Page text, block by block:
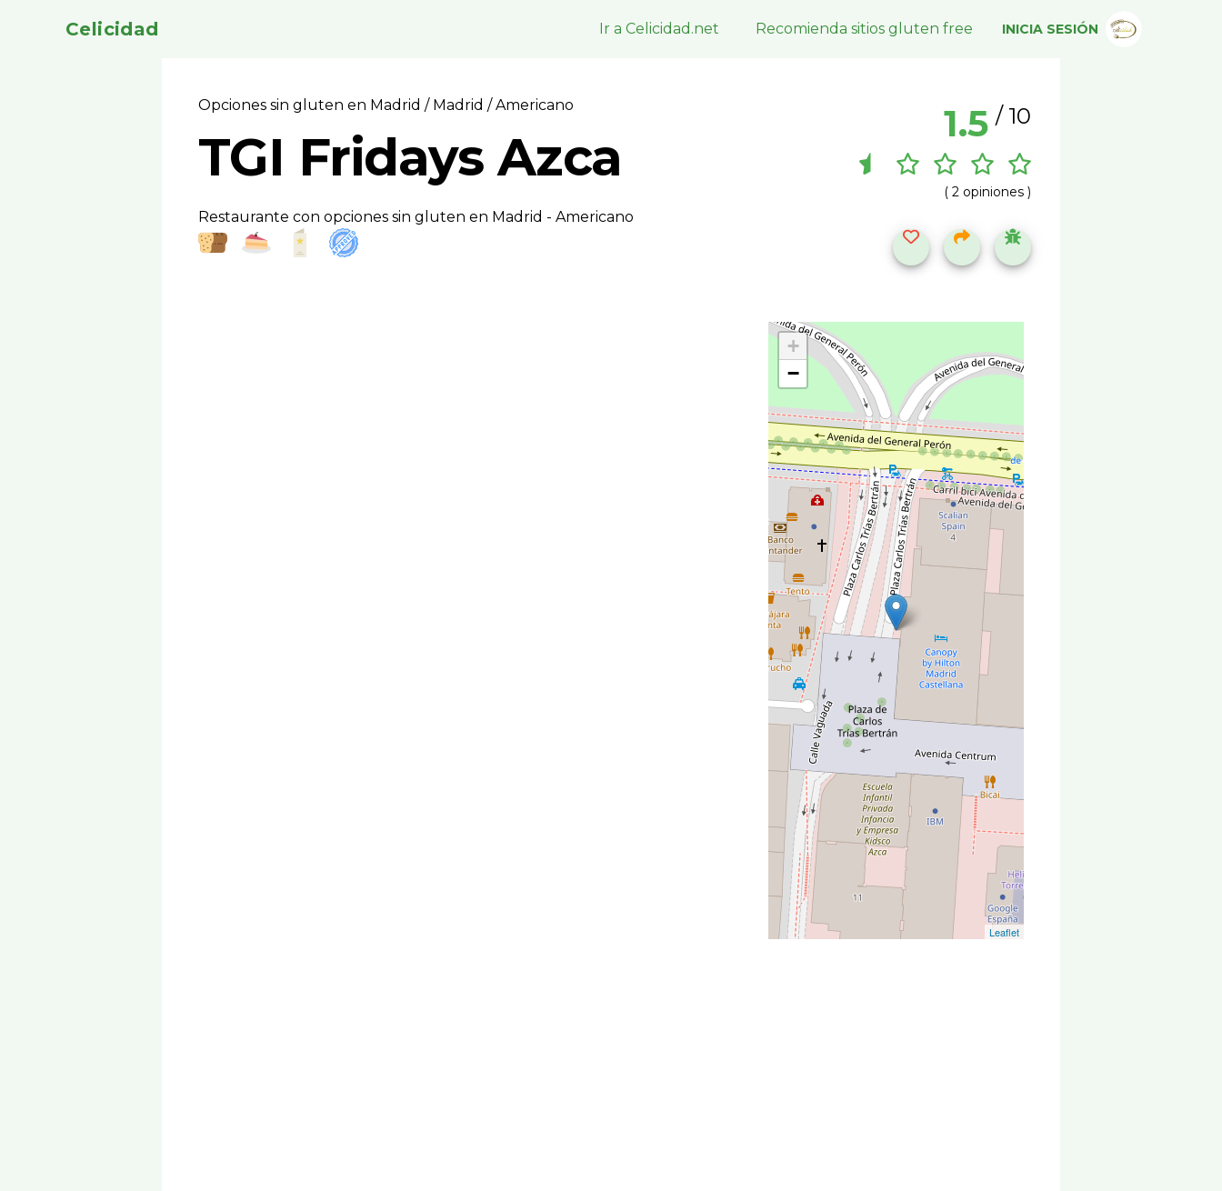
Celicidad Ir a Celicidad.net Recomienda sitios gluten free INICIA SESIÓN
Opciones sin gluten en Madrid/ Madrid / Americano
TGI Fridays Azca
Restaurante con opciones sin gluten en Madrid - Americano
1.5 / 10
( 2 opiniones )
+
−
Leaflet